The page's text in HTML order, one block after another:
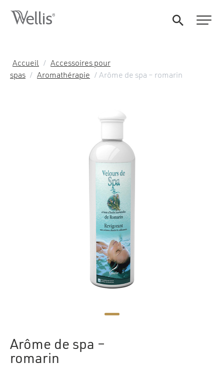
Accueil /
Accessoires pour
spas / Aromathérapie / Arôme de spa – romarin
Arôme de spa –
romarin